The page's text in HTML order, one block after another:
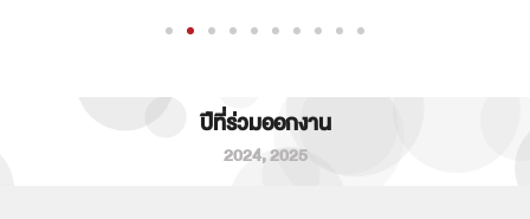
ปีที่ร่วมออกงาน
2024,2025